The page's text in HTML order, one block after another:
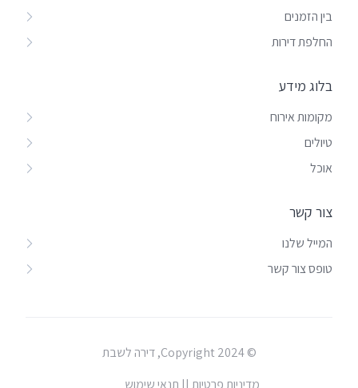
בין הזמנים
החלפת דירות
בלוג מידע
מקומות אירוח
טיולים
אוכל
צור קשר
המייל שלנו
טופס צור קשר
© Copyright 2024, דירה לשבת
מדיניות פרטיות || תנאי שימוש